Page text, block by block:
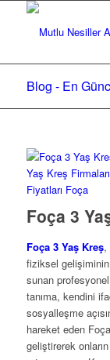
Blog - En
Foça 3
Foça 3 Yaş Kreş,
fiziksel gelişiminin
sunan
tanıma, kendini
sosyalleşme
hareket eden
geliştirerek